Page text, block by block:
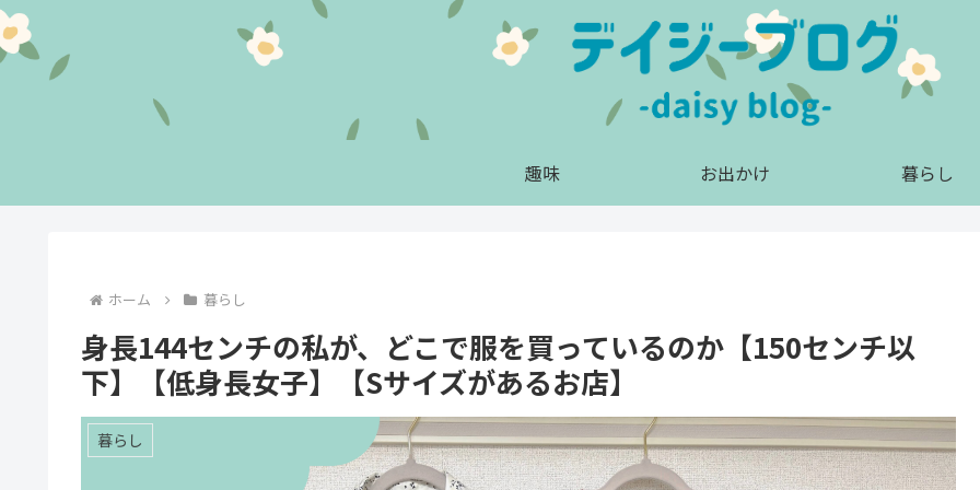
趣味 お出かけ 暮らし
ホーム 暮らし
身長144センチの私が、どこで服を買っているのか【150センチ以
下】【低身長女子】【Sサイズがあるお店】
暮らし